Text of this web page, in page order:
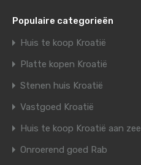
Populaire categorieën
Huis te koop Kroatië
Platte kopen Kroatië
Stenen huis Kroatië
Vastgoed Kroatië
Huis te koop Kroatië aan zee
Onroerend goed Rab